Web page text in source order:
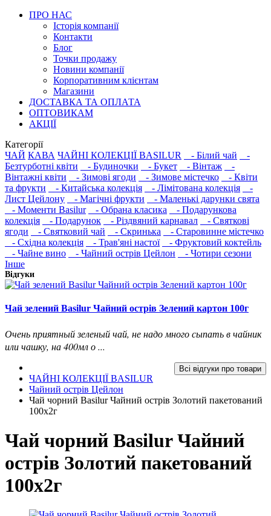
ПРО НАС
Історія компанії
Контакти
Блог
Точки продажу
Новини компанії
Корпоративним клієнтам
Магазини
ДОСТАВКА ТА ОПЛАТА
ОПТОВИКАМ
АКЦІЇ
Категорії
ЧАЙ КАВА ЧАЙНІ КОЛЕКЦІЇ BASILUR - Білий чай
-
Безтурботні квіти
- Будиночки - Букет - Вінтаж
-
Вінтажні квіти
- Зимові ягоди - Зимове містечко
- Квіти
та фрукти
- Китайська колекція - Лімітована колекція
-
Лист Цейлону
- Магічні фрукти
- Маленькі дарунки свята
- Моменти Basilur
- Обрана класика
- Подарункова
колекція
- Подарунок - Різдвяний карнавал
- Святкові
ягоди
- Святковий чай - Скринька
- Старовинне містечко
- Східна колекція
- Трав'яні настої
- Фруктовий коктейль
- Чайне вино
- Чайний острів Цейлон
- Чотири сезони
Інше
Відгуки
Чай зелений Basilur Чайний острів Зелений картон 100г
Очень приятный зеленый чай, не надо много сыпать в чайник
или чашку, на 400мл о ...
Всі відгуки про товари
ЧАЙНІ КОЛЕКЦІЇ BASILUR
Чайний острів Цейлон
Чай чорний Basilur Чайний острів Золотий пакетований
100х2г
Чай чорний Basilur Чайний
острів Золотий пакетований
100х2г